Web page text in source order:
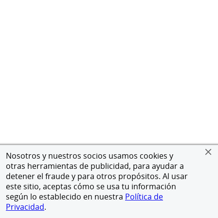
Nosotros y nuestros socios usamos cookies y
otras herramientas de publicidad, para ayudar a
detener el fraude y para otros propósitos. Al usar
este sitio, aceptas cómo se usa tu información
según lo establecido en nuestra Política de
Privacidad.